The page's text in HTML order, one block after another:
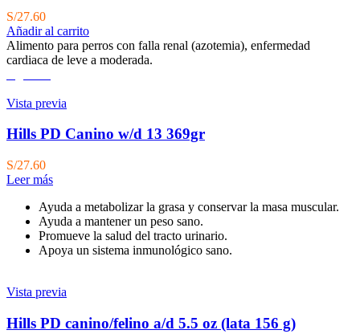
S/27.60
Añadir al carrito
Alimento para perros con falla renal (azotemia), enfermedad
cardiaca de leve a moderada.
Vista previa
Hills PD Canino w/d 13 369gr
S/27.60
Leer más
Ayuda a metabolizar la grasa y conservar la masa muscular.
Ayuda a mantener un peso sano.
Promueve la salud del tracto urinario.
Apoya un sistema inmunológico sano.
Vista previa
Hills PD canino/felino a/d 5.5 oz (lata 156 g)